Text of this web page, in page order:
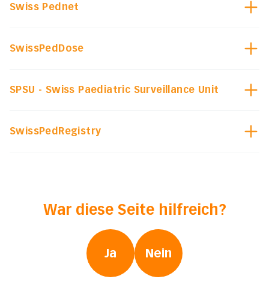
Swiss Pednet
SwissPedDose
SPSU - Swiss Paediatric Surveillance Unit
SwissPedRegistry
War diese Seite hilfreich?
Ja Nein